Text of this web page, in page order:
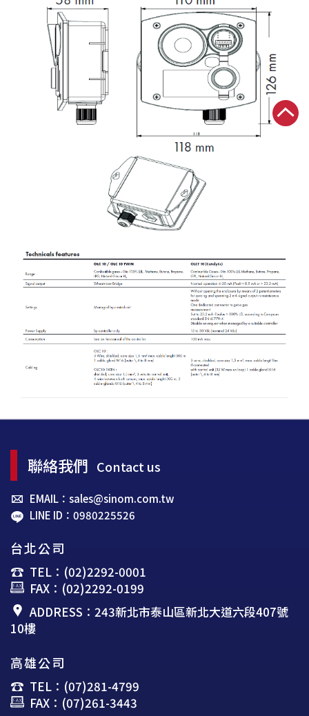
聯絡我們 Contact us
EMAIL：sales@sinom.com.tw
LINE ID：0980225526
台北公司
TEL：(02)2292-0001
FAX：(02)2292-0199
ADDRESS：243新北市泰山區新北大道六段407號
10樓
高雄公司
TEL：(07)281-4799
FAX：(07)261-3443